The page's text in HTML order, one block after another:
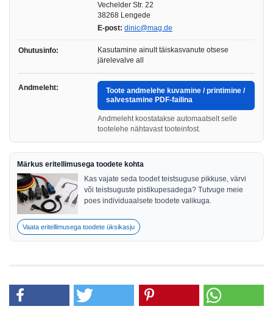
Vechelder Str. 22
38268 Lengede
E-post: dinic@mag.de
Ohutusinfo:
Kasutamine ainult täiskasvanute otsese
järelevalve all
Andmeleht:
Toote andmelehe kuvamine / printimine /
salvestamine PDF-failina
Andmeleht koostatakse automaatselt selle
tootelehe nähtavast tooteinfost.
Märkus eritellimusega toodete kohta
Kas vajate seda toodet teistsuguse pikkuse, värvi
või teistsuguste pistikupesadega? Tutvuge meie
poes individuaalsete toodete valikuga.
Vaata eritellimusega toodete üksikasju